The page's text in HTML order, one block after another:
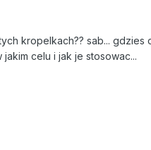
kropelkach?? sab...
celu i jak je stosowac...